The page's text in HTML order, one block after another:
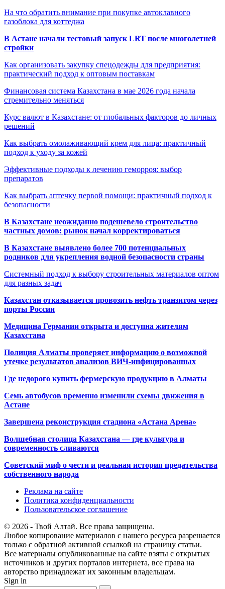
На что обратить внимание при покупке автоклавного
газоблока для коттеджа
В Астане начали тестовый запуск LRT после многолетней
стройки
Как организовать закупку спецодежды для предприятия:
практический подход к оптовым поставкам
Финансовая система Казахстана в мае 2026 года начала
стремительно меняться
Курс валют в Казахстане: от глобальных факторов до личных
решений
Как выбрать омолаживающий крем для лица: практичный
подход к уходу за кожей
Эффективные подходы к лечению геморроя: выбор
препаратов
Как выбрать аптечку первой помощи: практичный подход к
безопасности
В Казахстане неожиданно подешевело строительство
частных домов: рынок начал корректироваться
В Казахстане выявлено более 700 потенциальных
родников для укрепления водной безопасности страны
Системный подход к выбору строительных материалов оптом
для разных задач
Казахстан отказывается провозить нефть транзитом через
порты России
Медицина Германии открыта и доступна жителям
Казахстана
Полиция Алматы проверяет информацию о возможной
утечке результатов анализов ВИЧ-инфицированных
Где недорого купить фермерскую продукцию в Алматы
Семь автобусов временно изменили схемы движения в
Астане
Завершена реконструкция стадиона «Астана Арена»
Волшебная столица Казахстана — где культура и
современность сливаются
Советский миф о чести и реальная история предательства
собственного народа
Реклама на сайте
Политика конфиденциальности
Пользовательское соглашение
© 2026 - Твой Алтай. Все права защищены.
Любое копирование материалов с нашего ресурса разрешается
только с обратной активной ссылкой на страницу статьи.
Все материалы опубликованные на сайте взяты с открытых
источников и других порталов интернета, все права на
авторство принадлежат их законным владельцам.
Sign in